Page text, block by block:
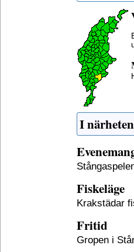
I
Fiskeläge
Krakstädar
Fritid
Gropen i